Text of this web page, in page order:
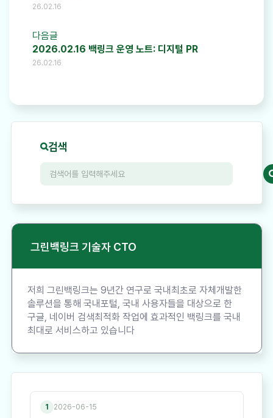
26.02.16
다음글
2026.02.16 백링크 운영 노트: 디지털 PR
26.02.16
검색
그린백링크 기술자 CTO
저희 그린백링크는 9년간 연구로 국내최초로 자체개발한
솔루션을 통해 국내포털, 국내 사용자들을 대상으로 한
구글, 네이버 검색최적화 작업에 효과적인 백링크를 국내
최대로 서비스하고 있습니다
1 2026-06-15